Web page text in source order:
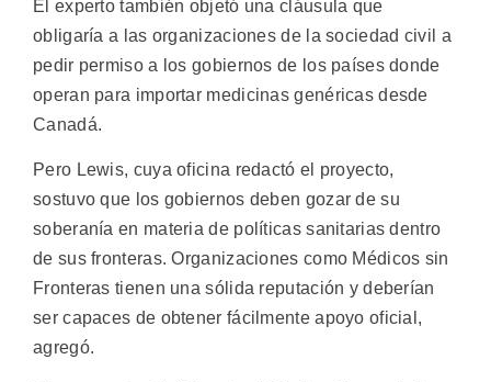
El experto también objetó una cláusula que
obligaría a las organizaciones de la sociedad civil a
pedir permiso a los gobiernos de los países donde
operan para importar medicinas genéricas desde
Canadá.
Pero Lewis, cuya oficina redactó el proyecto,
sostuvo que los gobiernos deben gozar de su
soberanía en materia de políticas sanitarias dentro
de sus fronteras. Organizaciones como Médicos sin
Fronteras tienen una sólida reputación y deberían
ser capaces de obtener fácilmente apoyo oficial,
agregó.